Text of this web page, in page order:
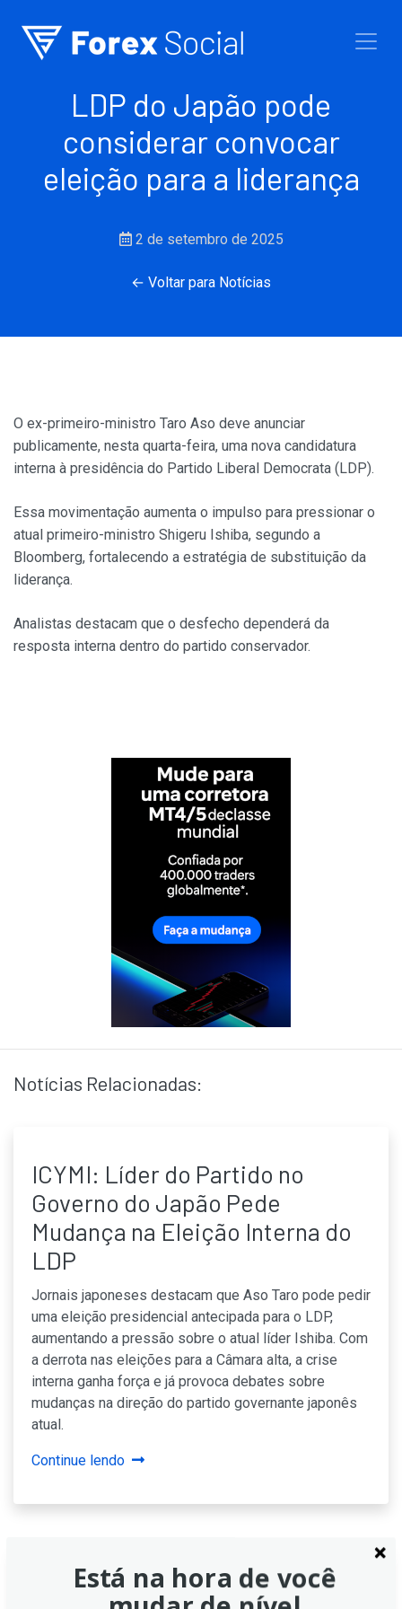
LDP do Japão pode
considerar convocar
eleição para a liderança
2 de setembro de 2025
← Voltar para Notícias
O ex-primeiro-ministro Taro Aso deve anunciar
publicamente, nesta quarta-feira, uma nova candidatura
interna à presidência do Partido Liberal Democrata (LDP).
Essa movimentação aumenta o impulso para pressionar o
atual primeiro-ministro Shigeru Ishiba, segundo a
Bloomberg, fortalecendo a estratégia de substituição da
liderança.
Analistas destacam que o desfecho dependerá da
resposta interna dentro do partido conservador.
Notícias Relacionadas:
ICYMI: Líder do Partido no
Governo do Japão Pede
Mudança na Eleição Interna do
LDP
Jornais japoneses destacam que Aso Taro pode pedir
uma eleição presidencial antecipada para o LDP,
aumentando a pressão sobre o atual líder Ishiba. Com
a derrota nas eleições para a Câmara alta, a crise
interna ganha força e já provoca debates sobre
mudanças na direção do partido governante japonês
atual.
Continue lendo
Partido Liberal Democrata do
Está na hora de você